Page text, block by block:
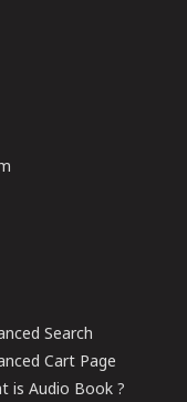
Search
Cart Page
is Audio Book ?